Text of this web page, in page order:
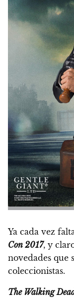
Ya cada vez
Con 2017, y
novedades que
coleccionistas.
The Walking